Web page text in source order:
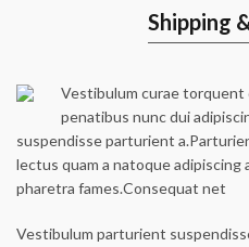
Shipping
Vestibulum curae torquent
penatibus nunc dui
suspendisse parturient
lectus quam a natoque
pharetra fames.Consequat net
Vestibulum parturient